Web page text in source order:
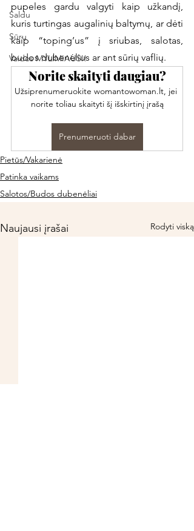
Saldu
Sūru
Vaidos MYLIMIAUSI!
pupeles gardu valgyti kaip užkandį,
kuris turtingas augalinių baltymų, ar dėti
kaip “toping’us” į sriubas, salotas,
budos dubenėlius ar ant sūrių vaflių.
Norite skaityti daugiau?
Užsiprenumeruokite womantowoman.lt, jei
norite toliau skaityti šį išskirtinį įrašą
Prenumeruoti dabar
Pietūs/Vakarienė
Patinka vaikams
Salotos/Budos dubenėliai
Naujausi įrašai Rodyti viską